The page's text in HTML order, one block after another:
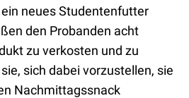
neues Studentenfutter
den Probanden acht
zu verkosten und zu
sich dabei vorzustellen, sie
Nachmittagssnack